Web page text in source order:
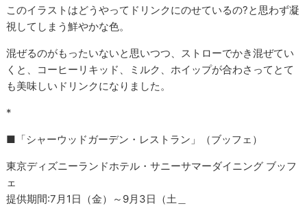
このイラストはどうやってドリンクにのせているの?と思わず凝
視してしまう鮮やかな色。
混ぜるのがもったいないと思いつつ、ストローでかき混ぜてい
くと、コーヒーリキッド、ミルク、ホイップが合わさってとて
も美味しいドリンクになりました。
*
■「シャーウッドガーデン・レストラン」（ブッフェ）
東京ディズニーランドホテル・サニーサマーダイニング ブッフ
ェ
提供期間:7月1日（金）～9月3日（土＿